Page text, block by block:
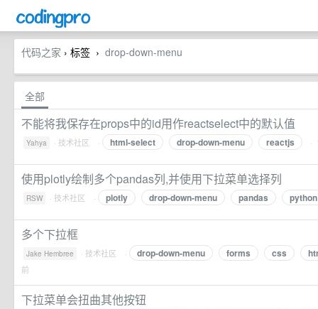
代码之家 › 标签 › drop-down-menu
全部
不能将我保存在props中的id用作reactselect中的默认值
Yahya · 技术社区 · html-select drop-down-menu reactjs ·
使用plotly绘制多个pandas列,并使用下拉菜单选择列
RSW · 技术社区 · plotly drop-down-menu pandas python
多个下拉框
Jake Hembree · 技术社区 · drop-down-menu forms css
前
下拉菜单会扭曲其他按钮